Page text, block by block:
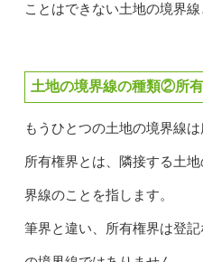
ことはできない土地の境界線
土地の境界線の種類②所
もうひとつの土地の境界線は
所有権界とは、隣接する土
界線のことを指します。
筆界と違い、所有権界は登